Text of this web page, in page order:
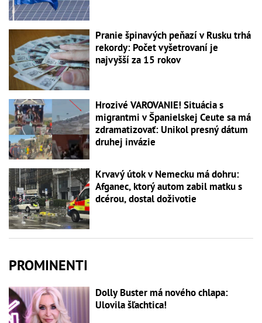
Pranie špinavých peňazí v Rusku trhá
rekordy: Počet vyšetrovaní je
najvyšší za 15 rokov
Hrozivé VAROVANIE! Situácia s
migrantmi v Španielskej Ceute sa má
zdramatizovať: Unikol presný dátum
druhej invázie
Krvavý útok v Nemecku má dohru:
Afganec, ktorý autom zabil matku s
dcérou, dostal doživotie
PROMINENTI
Dolly Buster má nového chlapa:
Ulovila šľachtica!